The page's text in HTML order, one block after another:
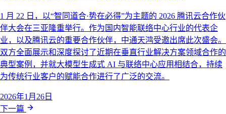
1 月 22 日，以“智同道合·势在必得”为主题的 2026 腾讯云合作伙
伴大会在三亚隆重举行。作为国内智能联络中心行业的代表企
业，以及腾讯云的重要合作伙伴，中通天鸿受邀出席此次盛会。
双方全面展示和深度探讨了近期在垂直行业解决方案领域合作的
典型案例，并就大模型生成式 AI 与联络中心应用相结合，持续
为传统行业客户的赋能合作进行了广泛的交流。
2026年1月26日
下一篇